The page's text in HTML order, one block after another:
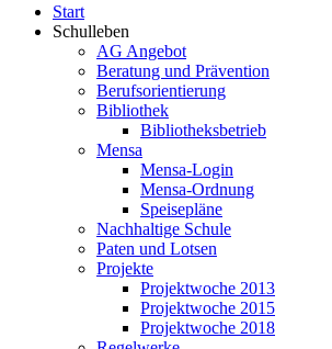
Start
Schulleben
AG Angebot
Beratung und Prävention
Berufsorientierung
Bibliothek
Bibliotheksbetrieb
Mensa
Mensa-Login
Mensa-Ordnung
Speisepläne
Nachhaltige Schule
Paten und Lotsen
Projekte
Projektwoche 2013
Projektwoche 2015
Projektwoche 2018